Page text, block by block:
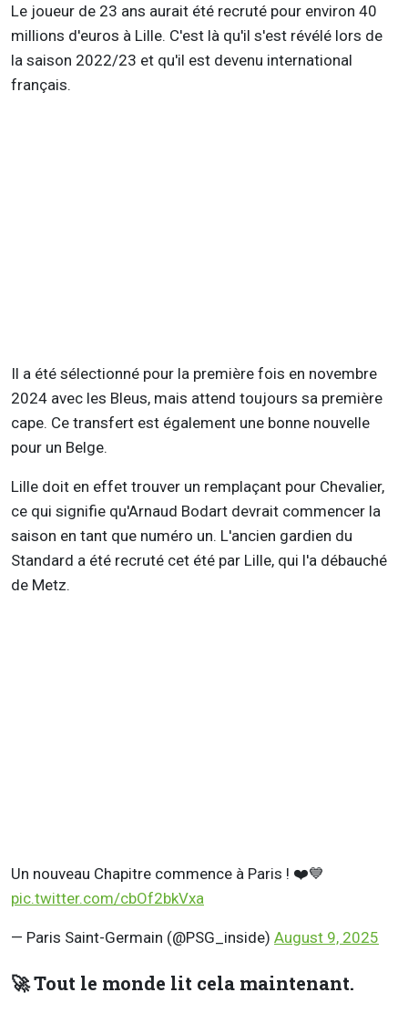
Le joueur de 23 ans aurait été recruté pour environ 40
millions d'euros à Lille. C'est là qu'il s'est révélé lors de
la saison 2022/23 et qu'il est devenu international
français.
Il a été sélectionné pour la première fois en novembre
2024 avec les Bleus, mais attend toujours sa première
cape. Ce transfert est également une bonne nouvelle
pour un Belge.
Lille doit en effet trouver un remplaçant pour Chevalier,
ce qui signifie qu'Arnaud Bodart devrait commencer la
saison en tant que numéro un. L'ancien gardien du
Standard a été recruté cet été par Lille, qui l'a débauché
de Metz.
Un nouveau Chapitre commence à Paris ! ❤️💙
pic.twitter.com/cbOf2bkVxa
— Paris Saint-Germain (@PSG_inside) August 9, 2025
🚀 Tout le monde lit cela maintenant.